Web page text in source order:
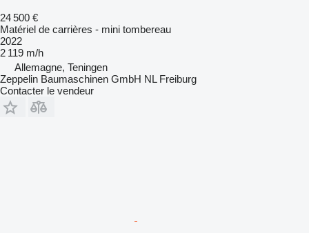
24 500 €
Matériel de carrières - mini tombereau
2022
2 119 m/h
Allemagne, Teningen
Zeppelin Baumaschinen GmbH NL Freiburg
Contacter le vendeur